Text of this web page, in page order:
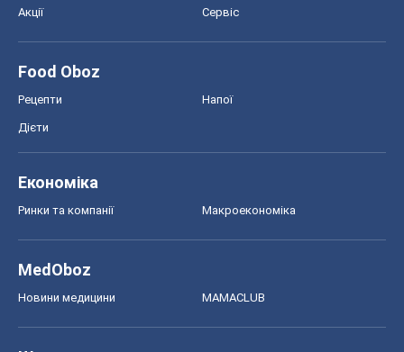
Акції Сервіс
Food Oboz
Рецепти Напої
Дієти
Економіка
Ринки та компанії Макроекономіка
MedOboz
Новини медицини MAMACLUB